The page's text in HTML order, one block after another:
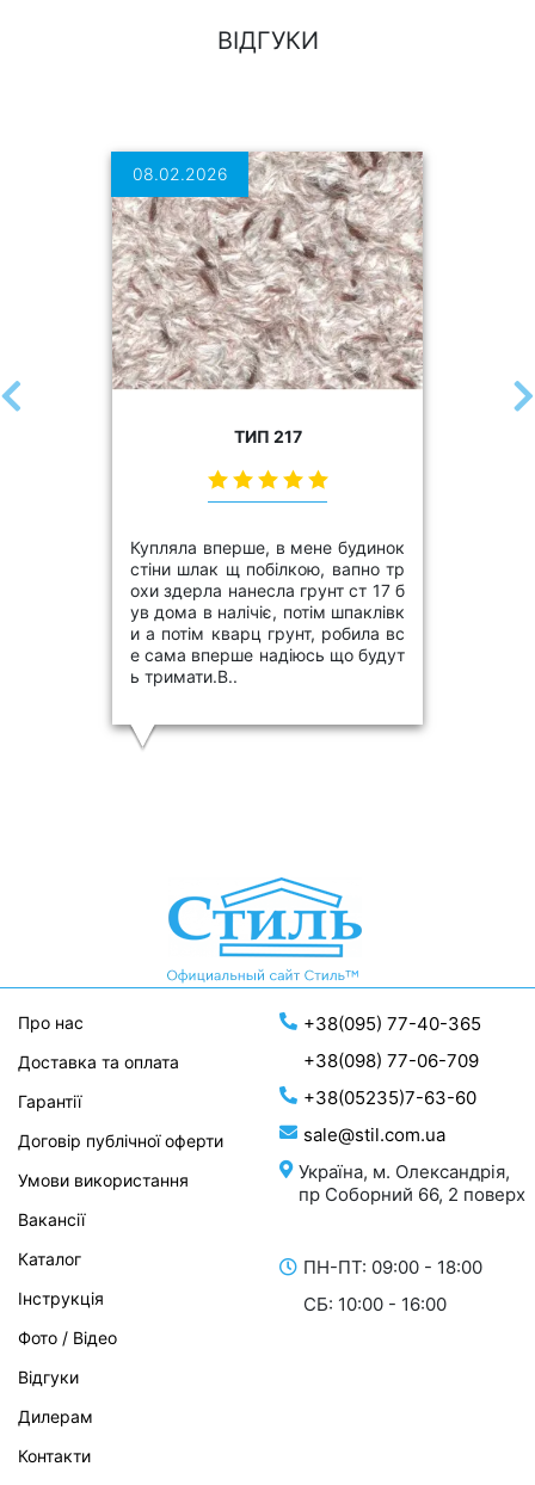
ВІДГУКИ
08.02.2026
ТИП 217
Купляла вперше, в мене будинок
стіни шлак щ побілкою, вапно тр
охи здерла нанесла грунт ст 17 б
ув дома в налічіє, потім шпаклівк
и а потім кварц грунт, робила вс
е сама вперше надіюсь що будут
ь тримати.В..
+38(095) 77-40-365
+38(098) 77-06-709
+38(05235)7-63-60
sale@stil.com.ua
Україна, м. Олександрія,
пр Соборний 66, 2 поверх
ПН-ПТ: 09:00 - 18:00
СБ: 10:00 - 16:00
Про нас
Доставка та оплата
Гарантії
Договір публічної оферти
Умови використання
Вакансії
Каталог
Інструкція
Фото / Відео
Відгуки
Дилерам
Контакти